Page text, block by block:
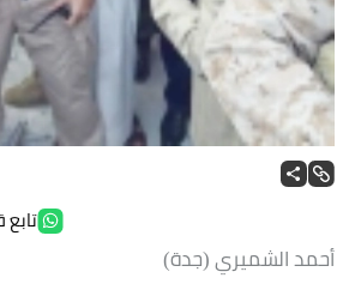
أحمد الشميري (جدة)